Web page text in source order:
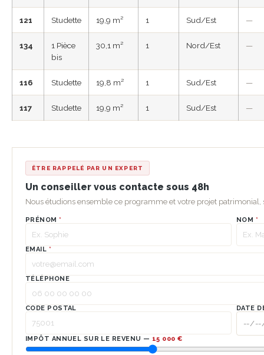
121 Studette 19,9 m² 1 Sud/Est —
134
1 Pièce
bis
30,1 m² 1 Nord/Est —
116 Studette 19,8 m² 1 Sud/Est —
117 Studette 19,9 m² 1 Sud/Est —
ÊTRE RAPPELÉ PAR UN EXPERT
Un conseiller vous contacte sous 48h
Nous étudions ensemble ce programme et votre projet patrimonial,
PRÉNOM* NOM *
EMAIL *
TÉLÉPHONE
CODE POSTAL DATE
IMPÔT ANNUEL SUR LE REVENU — 15 000 €